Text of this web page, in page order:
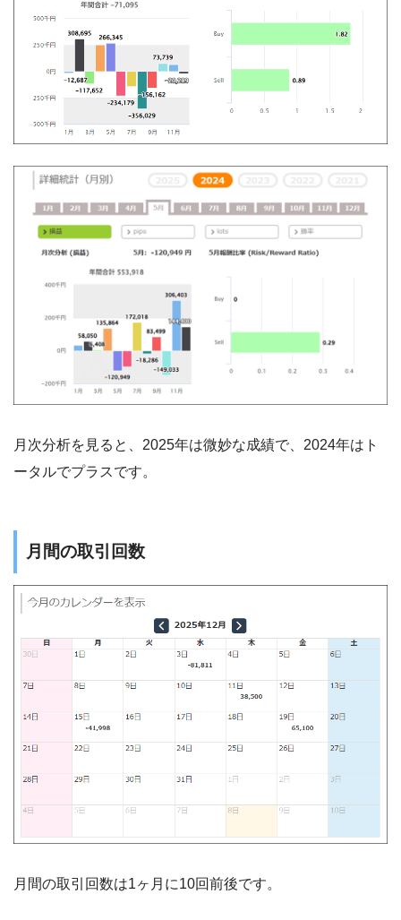
月次分析を見ると、2025年は微妙な成績で、2024年はト
ータルでプラスです。
月間の取引回数
月間の取引回数は1ヶ月に10回前後です。